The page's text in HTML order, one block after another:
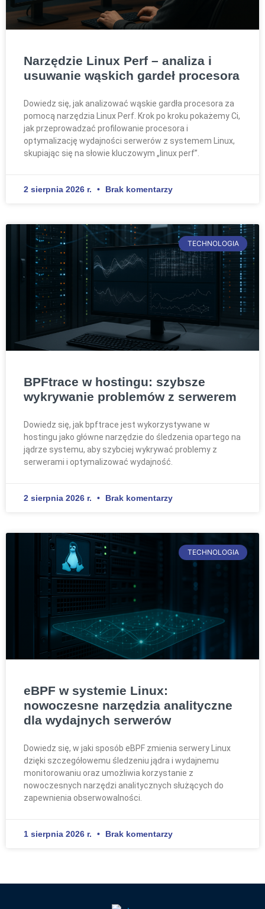
Narzędzie Linux Perf – analiza i
usuwanie wąskich gardeł procesora
Dowiedz się, jak analizować wąskie gardła procesora za
pomocą narzędzia Linux Perf. Krok po kroku pokażemy Ci,
jak przeprowadzać profilowanie procesora i
optymalizację wydajności serwerów z systemem Linux,
skupiając się na słowie kluczowym „linux perf”.
2 sierpnia 2026 r. Brak komentarzy
TECHNOLOGIA
BPFtrace w hostingu: szybsze
wykrywanie problemów z serwerem
Dowiedz się, jak bpftrace jest wykorzystywane w
hostingu jako główne narzędzie do śledzenia opartego na
jądrze systemu, aby szybciej wykrywać problemy z
serwerami i optymalizować wydajność.
2 sierpnia 2026 r. Brak komentarzy
TECHNOLOGIA
eBPF w systemie Linux:
nowoczesne narzędzia analityczne
dla wydajnych serwerów
Dowiedz się, w jaki sposób eBPF zmienia serwery Linux
dzięki szczegółowemu śledzeniu jądra i wydajnemu
monitorowaniu oraz umożliwia korzystanie z
nowoczesnych narzędzi analitycznych służących do
zapewnienia obserwowalności.
1 sierpnia 2026 r. Brak komentarzy